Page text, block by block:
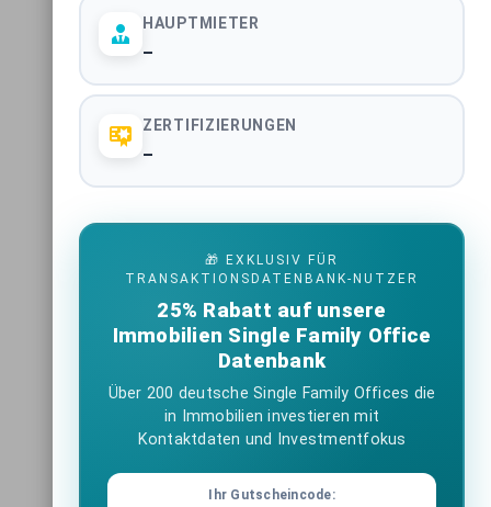
HAUPTMIETER
–
ZERTIFIZIERUNGEN
–
🎁 EXKLUSIV FÜR
TRANSAKTIONSDATENBANK-NUTZER
25% Rabatt auf unsere
Immobilien Single Family Office
Datenbank
Über 200 deutsche Single Family Offices die
in Immobilien investieren mit
Kontaktdaten und Investmentfokus
Ihr Gutscheincode: